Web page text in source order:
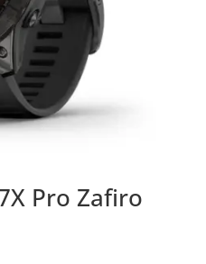
Pro Zafiro